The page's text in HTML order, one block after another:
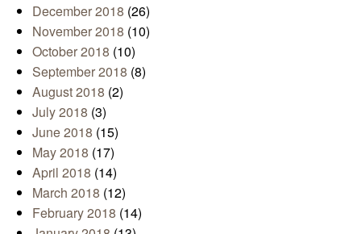
December 2018 (26)
November 2018 (10)
October 2018 (10)
September 2018 (8)
August 2018 (2)
July 2018 (3)
June 2018 (15)
May 2018 (17)
April 2018 (14)
March 2018 (12)
February 2018 (14)